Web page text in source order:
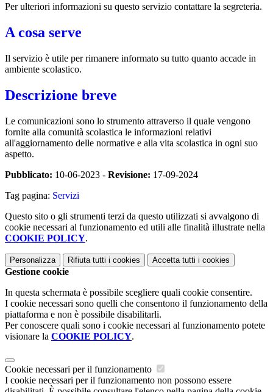
Per ulteriori informazioni su questo servizio contattare la segreteria.
A cosa serve
Il servizio è utile per rimanere informato su tutto quanto accade in
ambiente scolastico.
Descrizione breve
Le comunicazioni sono lo strumento attraverso il quale vengono
fornite alla comunità scolastica le informazioni relativi
all'aggiornamento delle normative e alla vita scolastica in ogni suo
aspetto.
Pubblicato: 10-06-2023 - Revisione: 17-09-2024
Tag pagina: Servizi
Questo sito o gli strumenti terzi da questo utilizzati si avvalgono di
cookie necessari al funzionamento ed utili alle finalità illustrate nella
COOKIE POLICY.
Personalizza Rifiuta tutti i cookies Accetta tutti i cookies
Gestione cookie
In questa schermata è possibile scegliere quali cookie consentire.
I cookie necessari sono quelli che consentono il funzionamento della
piattaforma e non è possibile disabilitarli.
Per conoscere quali sono i cookie necessari al funzionamento potete
visionare la COOKIE POLICY.
Cookie necessari per il funzionamento
I cookie necessari per il funzionamento non possono essere